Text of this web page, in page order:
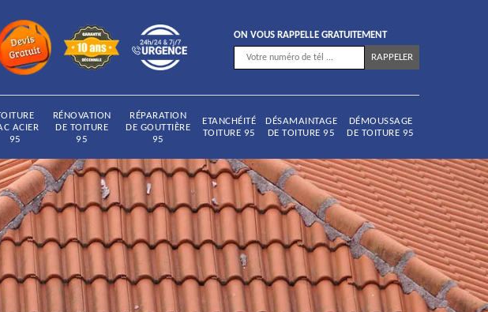
ON VOUS RAPPELLE GRATUITEMENT
ACIER
95
RÉNOVATION
DE TOITURE
95
RÉPARATION
DE GOUTTIÈRE
95
ETANCHÉITÉ
TOITURE 95
DÉSAMAINTAGE
DE TOITURE 95
DÉMOUSSAGE
DE TOITURE 95